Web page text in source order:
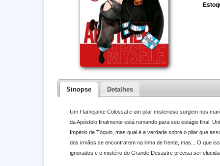
Sinopse Detalhes
Um Flamejante Colossal e um pilar misterioso surgem nos
da Apóstolo finalmente está rumando para seu estágio final.
Império de Tóquio, mas qual é a verdade sobre o pilar que
dos irmãos se encontrarem na linha de frente, mas... O que
ignorados e o mistério do Grande Desastre precisa ser